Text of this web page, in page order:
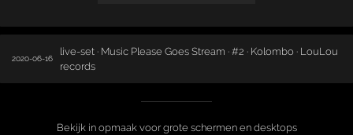
2020-06-16
live-set · Music Please Goes Stream · #2 · Kolombo · LouLou
records
Bekijk in opmaak voor grote schermen en desktops